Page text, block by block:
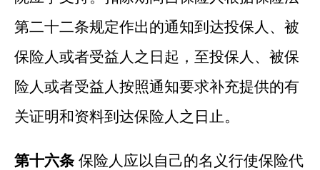
第二十二条规定作出的通知到达投保人、被
保险人或者受益人之日起，至投保人、被保
险人或者受益人按照通知要求补充提供的有
关证明和资料到达保险人之日止。
第十六条 保险人应以自己的名义行使保险代